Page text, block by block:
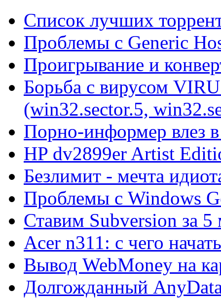
Список лучших
Проблемы с Generic
Проигрывание и
Борьба с вирусом
(win32.sector.5,
Порно-информер влез
HP dv2899er Artist
Безлимит - мечта
Проблемы с Windows
Ставим Subversion за 5
Acer n311: с чего начать
Вывод WebMoney на
Долгожданный